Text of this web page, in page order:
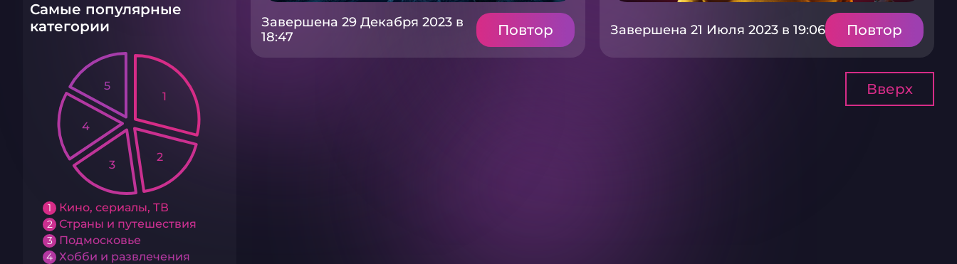
Самые популярные
категории
1 Кино, сериалы, ТВ
2 Страны и путешествия
3 Подмосковье
4 Хобби и развлечения
1
2
3
4
5
Завершена 29 Декабря 2023 в
18:47
Повтор Завершена 21 Июля 2023 в 19:06 Повтор
Вверх